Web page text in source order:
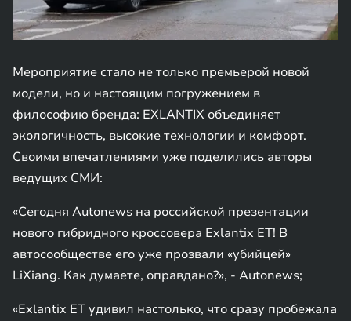
Мероприятие стало не только премьерой новой
модели, но и настоящим погружением в
философию бренда: EXLANTIX объединяет
экологичность, высокие технологии и комфорт.
Своими впечатлениями уже поделились авторы
ведущих СМИ:
«Сегодня Autonews на российской презентации
нового гибридного кроссовера Exlantix ET! В
автосообществе его уже прозвали «убийцей»
LiXiang. Как думаете, оправдано?», - Autonews;
«Exlantix ET удивил настолько, что сразу пробежала